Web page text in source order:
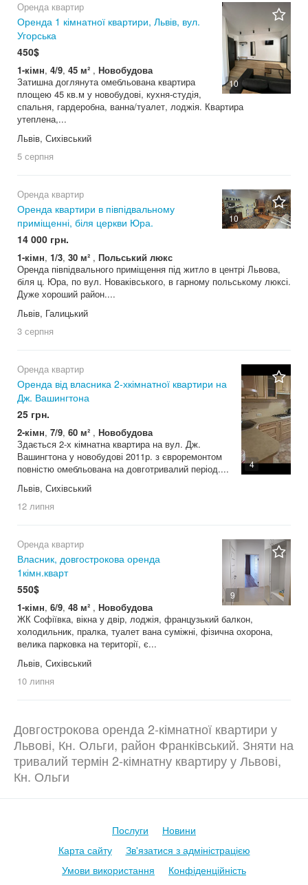
10
Оренда квартир
Оренда 1 кімнатної квартири, Львів, вул.
Угорська
450$
1-кімн, 4/9, 45 м² , Новобудова
Затишна доглянута омебльована квартира
площею 45 кв.м у новобудові, кухня-студія,
спальня, гардеробна, ванна/туалет, лоджія. Квартира
утеплена,...
Львів, Сихівський
5 серпня
10
Оренда квартир
Оренда квартири в півпідвальному
приміщенні, біля церкви Юра.
14 000 грн.
1-кімн, 1/3, 30 м² , Польський люкс
Оренда півпідвального приміщення під житло в центрі Львова,
біля ц. Юра, по вул. Новаківського, в гарному польському люксі.
Дуже хороший район....
Львів, Галицький
3 серпня
4
Оренда квартир
Оренда від власника 2-хкімнатної квартири на
Дж. Вашингтона
25 грн.
2-кімн, 7/9, 60 м² , Новобудова
Здається 2-х кімнатна квартира на вул. Дж.
Вашингтона у новобудові 2011р. з євроремонтом
повністю омебльована на довготривалий період....
Львів, Сихівський
12 липня
9
Оренда квартир
Власник, довгострокова оренда
1кімн.кварт
550$
1-кімн, 6/9, 48 м² , Новобудова
ЖК Софіївка, вікна у двір, лоджія, французький балкон,
холодильник, пралка, туалет вана суміжні, фізична охорона,
велика парковка на території, є...
Львів, Сихівський
10 липня
Довгострокова оренда 2-кімнатної квартири у
Львові, Кн. Ольги, район Франківський. Зняти на
тривалий термін 2-кімнатну квартиру у Львові,
Кн. Ольги
Послуги
Новини
Карта сайту
Зв'язатися з адміністрацією
Умови використання
Конфіденційність